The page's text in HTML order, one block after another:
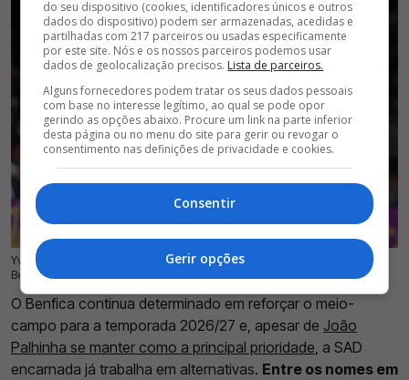
Yves Bissouma, antigo médio do Tottenham, está em conversações com o
Benfica para reforçar o plantel de Marco Silva
18 Jul 2026 | 17:37 |
O Benfica continua determinado em reforçar o meio-
campo para a temporada 2026/27 e, apesar de João
Palhinha se manter como a principal prioridade , a SAD
encarnada já trabalha em alternativas. Entre os nomes em
do seu dispositivo (cookies, identificadores únicos e outros
dados do dispositivo) podem ser armazenadas, acedidas e
partilhadas com 217 parceiros ou usadas especificamente
por este site. Nós e os nossos parceiros podemos usar
dados de geolocalização precisos. Lista de parceiros.
Alguns fornecedores podem tratar os seus dados pessoais
com base no interesse legítimo, ao qual se pode opor
gerindo as opções abaixo. Procure um link na parte inferior
desta página ou no menu do site para gerir ou revogar o
consentimento nas definições de privacidade e cookies.
Consentir
Gerir opções